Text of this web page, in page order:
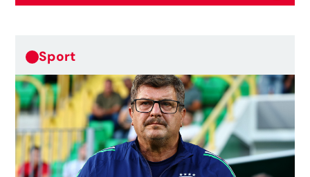
Sport